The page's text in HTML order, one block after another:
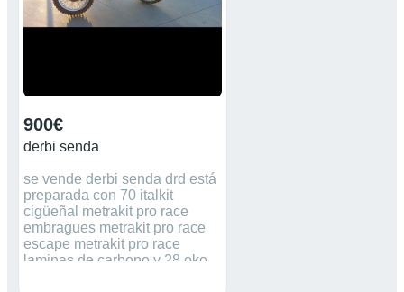
900€
derbi senda
se vende derbi senda drd está
preparada con 70 italkit
cigüeñal metrakit pro race
embragues metrakit pro race
escape metrakit pro race
laminas de carbono y 28 oko.